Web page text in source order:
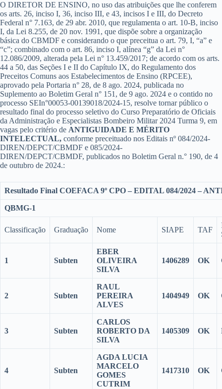
O DIRETOR DE ENSINO, no uso das atribuições que lhe conferem
os arts. 26, inciso I, 36, inciso III, e 43, incisos I e III, do Decreto
Federal n° 7.163, de 29 abr. 2010, que regulamenta o art. 10-B, inciso
I, da Lei 8.255, de 20 nov. 1991, que dispõe sobre a organização
básica do CBMDF e considerando o que preceitua o art. 79, I, “a” e
“c”; combinado com o art. 86, inciso I, alínea “g” da Lei n°
12.086/2009, alterada pela Lei n° 13.459/2017; de acordo com os arts.
44 a 50, das Seções I e II do Capítulo IX, do Regulamento dos
Preceitos Comuns aos Estabelecimentos de Ensino (RPCEE),
aprovado pela Portaria n° 28, de 8 ago. 2024, publicada no
Suplemento ao Boletim Geral n° 151, de 9 ago. 2024 e o contido no
processo SEIn°00053-00139018/2024-15, resolve tornar público o
resultado final do processo seletivo do Curso Preparatório de Oficiais
da Administração e Especialistas Bombeiro Militar 2024 Turma 9, em
vagas pelo critério de ANTIGUIDADE E MÉRITO
INTELECTUAL, conforme preceituado nos Editais nº 084/2024-
DIREN/DEPCT/CBMDF e 085/2024-
DIREN/DEPCT/CBMDF, publicados no Boletim Geral n.° 190, de 4
de outubro de 2024.:
Resultado Final COEFACA 9º CPO – EDITAL 084/2024 –
QBMG-1
Classificação Graduação Nome SIAPE TAF
1 Subten
EBER
OLIVEIRA
SILVA
1406289 OK
2 Subten
RAUL
PEREIRA
ALVES
1404949 OK
3 Subten
CARLOS
ROBERTO DA
SILVA
1405309 OK
4 Subten
AGDA LUCIA
MARCELO
GOMES
CUTRIM
1417310 OK